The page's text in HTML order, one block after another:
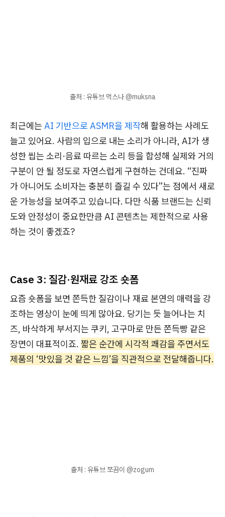
출처 : 유튜브 먹스나 @muksna
최근에는 AI 기반으로 ASMR을 제작해 활용하는 사례도
늘고 있어요. 사람의 입으로 내는 소리가 아니라, AI가 생
성한 씹는 소리·음료 따르는 소리 등을 합성해 실제와 거의
구분이 안 될 정도로 자연스럽게 구현하는 건데요. “진짜
가 아니어도 소비자는 충분히 즐길 수 있다”는 점에서 새로
운 가능성을 보여주고 있습니다. 다만 식품 브랜드는 신뢰
도와 안정성이 중요한만큼 AI 콘텐츠는 제한적으로 사용
하는 것이 좋겠죠?
Case 3: 질감·원재료 강조 숏폼
요즘 숏폼을 보면 쫀득한 질감이나 재료 본연의 매력을 강
조하는 영상이 눈에 띄게 많아요. 당기는 듯 늘어나는 치
즈, 바삭하게 부서지는 쿠키, 고구마로 만든 쫀득빵 같은
장면이 대표적이죠. 짧은 순간에 시각적 쾌감을 주면서도
제품의 ‘맛있을 것 같은 느낌’을 직관적으로 전달해줍니다.
출처 : 유튜브 쪼끔이 @zogum